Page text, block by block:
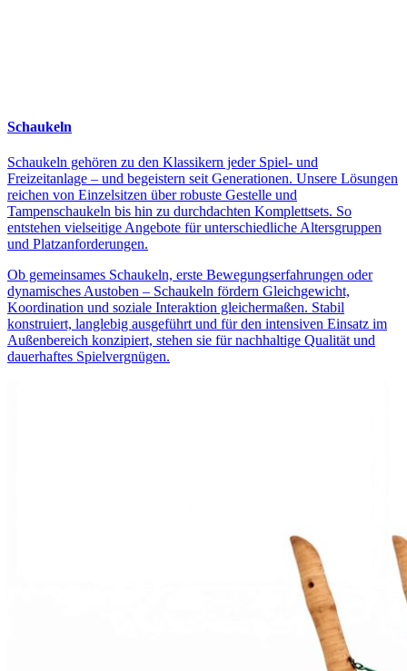
Schaukeln
Schaukeln gehören zu den Klassikern jeder Spiel- und
Freizeitanlage – und begeistern seit Generationen. Unsere Lösungen
reichen von Einzelsitzen über robuste Gestelle und
Tampenschaukeln bis hin zu durchdachten Komplettsets. So
entstehen vielseitige Angebote für unterschiedliche Altersgruppen
und Platzanforderungen.
Ob gemeinsames Schaukeln, erste Bewegungserfahrungen oder
dynamisches Austoben – Schaukeln fördern Gleichgewicht,
Koordination und soziale Interaktion gleichermaßen. Stabil
konstruiert, langlebig ausgeführt und für den intensiven Einsatz im
Außenbereich konzipiert, stehen sie für nachhaltige Qualität und
dauerhaftes Spielvergnügen.